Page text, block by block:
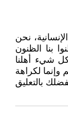
نحن
بنا الظنون
شيء أهلنا
وإنما لكراهة
بالتعليق